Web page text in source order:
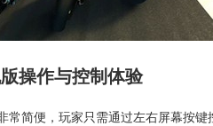
操作与控制体验
常简便，玩家只需通过左右屏幕按